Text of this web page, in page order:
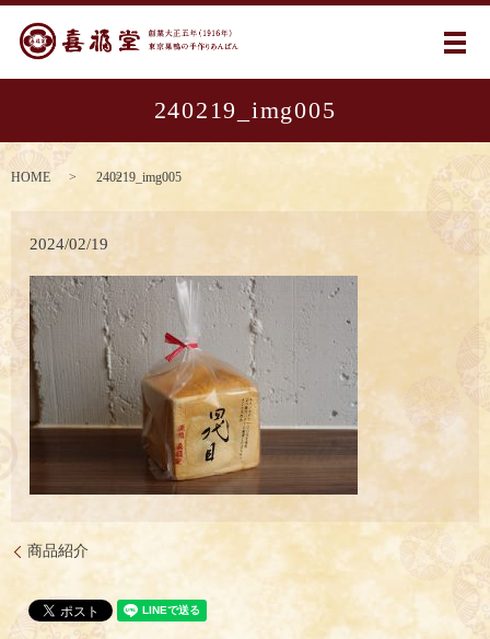
メ
240219_img005
HOME 240219_img005
2024/02/19
商品紹介